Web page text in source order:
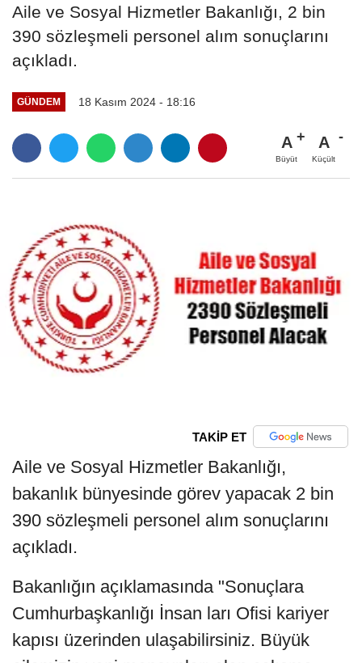
Aile ve Sosyal Hizmetler Bakanlığı, 2 bin
390 sözleşmeli personel alım sonuçlarını
açıkladı.
GÜNDEM 18 Kasım 2024 - 18:16
A
Büyüt
A
Küçült
TAKİP ET
Aile ve Sosyal Hizmetler Bakanlığı,
bakanlık bünyesinde görev yapacak 2 bin
390 sözleşmeli personel alım sonuçlarını
açıkladı.
Bakanlığın açıklamasında "Sonuçlara
Cumhurbaşkanlığı İnsan ları Ofisi kariyer
kapısı üzerinden ulaşabilirsiniz. Büyük